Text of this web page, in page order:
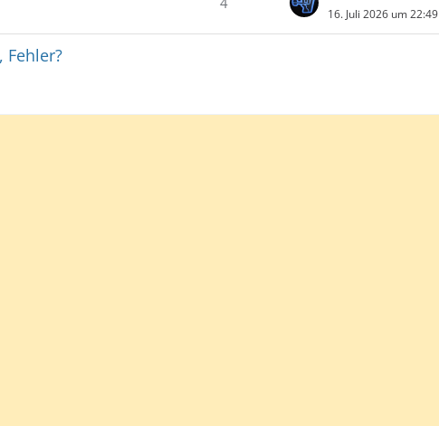
16. Juli 2026 um 22:49
Fehler?